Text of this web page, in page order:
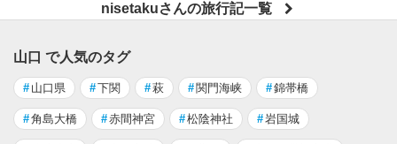
nisetakuさんの旅行記一覧
山口 で人気のタグ
# 山口県 #下関 #萩 # 関門海峡 #錦帯橋
#角島大橋 #赤間神宮 #松陰神社 #岩国城